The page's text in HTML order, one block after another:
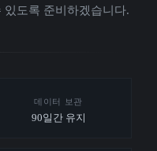
도록 준비하겠습니다.
데이터 보관
90일간 유지